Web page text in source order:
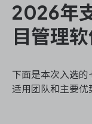
2026年
目管理
下面是本次入选的
适用团队和主要优